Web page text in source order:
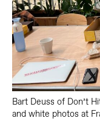
Bart Deuss of Don’t
and white photos at